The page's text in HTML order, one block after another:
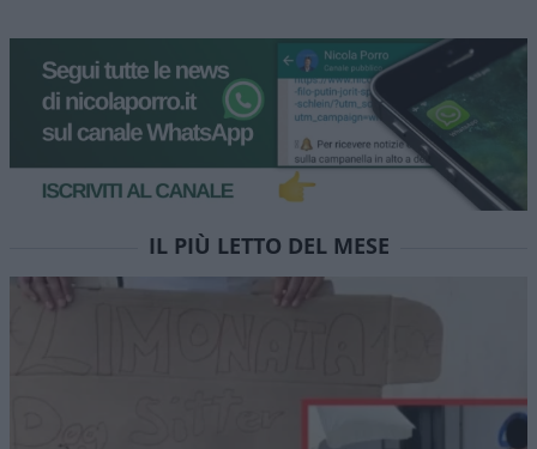
IL PIÙ LETTO DEL MESE